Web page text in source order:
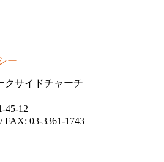
ー
クサイドチャーチ
45-12
FAX: 03-3361-1743